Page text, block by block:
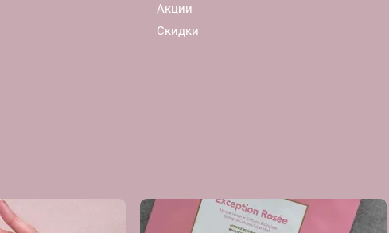
Акции
Скидки